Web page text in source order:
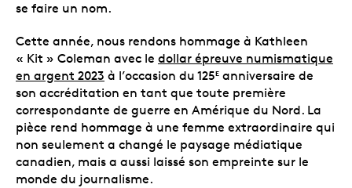
se faire un nom.
Cette année, nous rendons hommage à Kathleen
« Kit » Coleman avec le dollar épreuve numismatique
en argent 2023 à l’occasion du 125E anniversaire de
son accréditation en tant que toute première
correspondante de guerre en Amérique du Nord. La
pièce rend hommage à une femme extraordinaire qui
non seulement a changé le paysage médiatique
canadien, mais a aussi laissé son empreinte sur le
monde du journalisme.